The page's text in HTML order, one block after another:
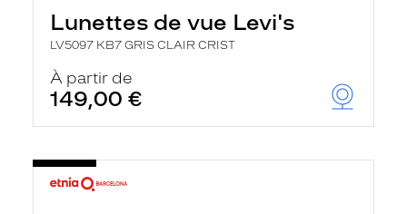
Lunettes de vue Levi's
LV5097 KB7 GRIS CLAIR CRIST
À partir de
149,00 €